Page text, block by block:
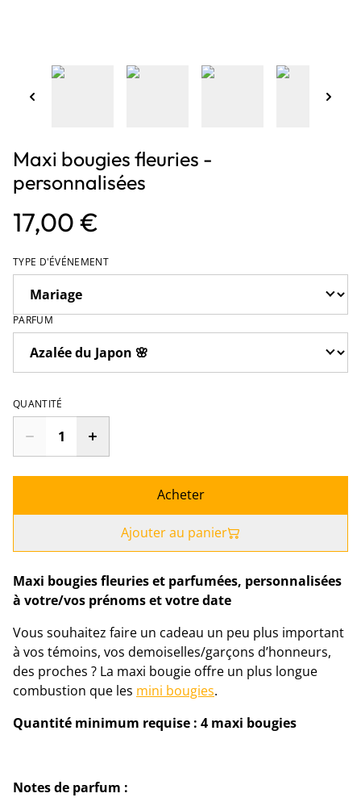
Maxi bougies fleuries -
personnalisées
17,00 €
TYPE D'ÉVÉNEMENT
PARFUM
QUANTITÉ
Acheter
Ajouter au panier
Maxi bougies fleuries et parfumées, personnalisées
à votre/vos prénoms et votre date
Vous souhaitez faire un cadeau un peu plus important
à vos témoins, vos demoiselles/garçons d’honneurs,
des proches ? La maxi bougie offre un plus longue
combustion que les mini bougies.
Quantité minimum requise : 4 maxi bougies
Notes de parfum :